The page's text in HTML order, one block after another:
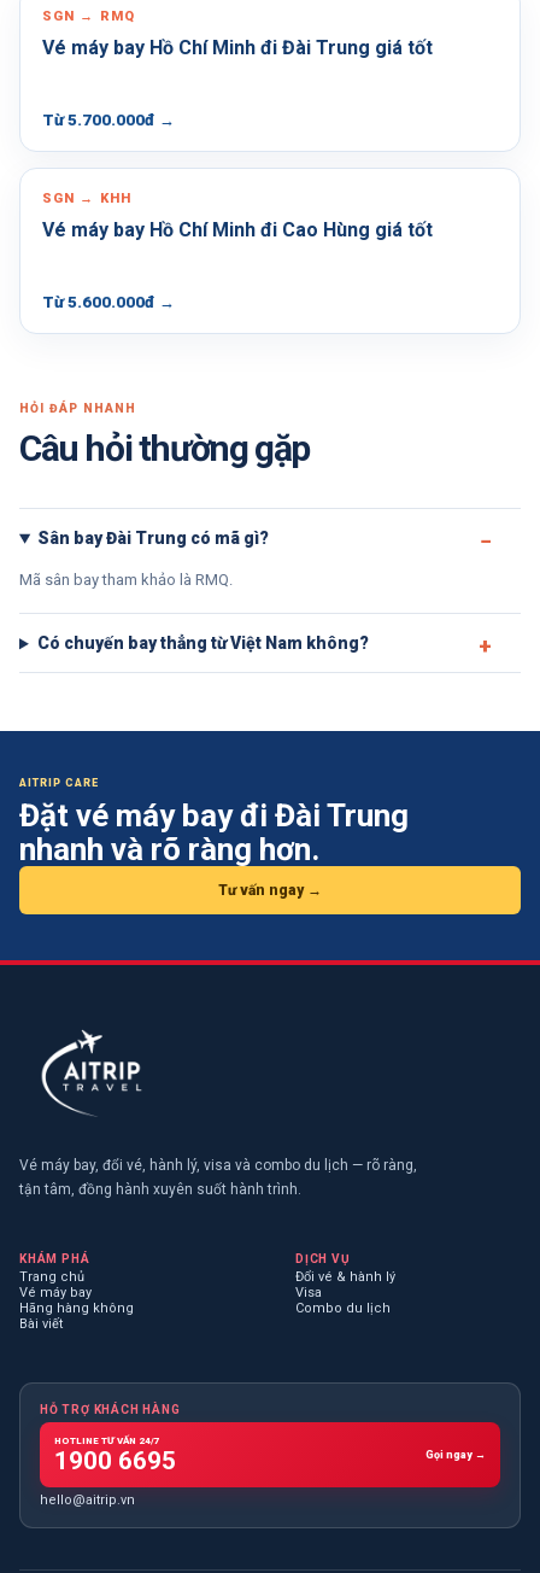
SGN → RMQ
Vé máy bay Hồ Chí Minh đi Đài Trung giá tốt
Từ 5.700.000đ →
SGN → KHH
Vé máy bay Hồ Chí Minh đi Cao Hùng giá tốt
Từ 5.600.000đ →
HỎI ĐÁP NHANH
Câu hỏi thường gặp
Sân bay Đài Trung có mã gì?
Mã sân bay tham khảo là RMQ.
Có chuyến bay thẳng từ Việt Nam không?
AITRIP CARE
Đặt vé máy bayđi Đài Trung
nhanh và rõ ràng hơn.
Tư vấn ngay →
Vé máy bay, đổi vé, hành lý, visa và combo du lịch — rõ ràng,
tận tâm, đồng hành xuyên suốt hành trình.
KHÁM PHÁ
Trang chủ
Vé máy bay
Hãng hàng không
Bài viết
DỊCH VỤ
Đổi vé & hành lý
Visa
Combo du lịch
HỖ TRỢ KHÁCH HÀNG
HOTLINE TƯ VẤN 24/7
1900 6695 Gọi ngay →
hello@aitrip.vn